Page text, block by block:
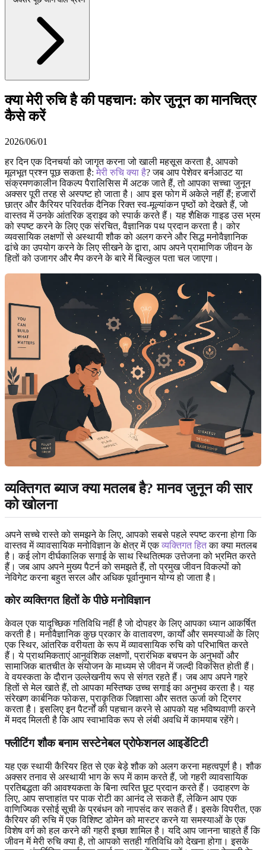
क्या मेरी रुचि है की पहचान: कोर जुनून का मानचित्र
कैसे करें
2026/06/01
हर दिन एक दिनचर्या को जागृत करना जो खाली महसूस करता है, आपको
मूलभूत प्रश्न पूछ सकता है: मेरी रुचि क्या है? जब आप पेशेवर बर्नआउट या
संक्रमणकालीन विकल्प पैरालिसिस में अटक जाते हैं, तो आपका सच्चा जुनून
अक्सर पूरी तरह से अस्पष्ट हो जाता है। आप इस फोग में अकेले नहीं हैं; हजारों
छात्र और कैरियर परिवर्तक दैनिक रिक्त स्व-मूल्यांकन पृष्ठों को देखते हैं, जो
वास्तव में उनके आंतरिक ड्राइव को स्पार्क करते हैं। यह शैक्षिक गाइड उस भ्रम
को स्पष्ट करने के लिए एक संरचित, वैज्ञानिक पथ प्रदान करता है। कोर
व्यवसायिक लक्षणों से अस्थायी शौक को अलग करने और सिद्ध मनोवैज्ञानिक
ढांचे का उपयोग करने के लिए सीखने के द्वारा, आप अपने प्रामाणिक जीवन के
हितों को उजागर और मैप करने के बारे में बिल्कुल पता चल जाएगा।
व्यक्तिगत ब्याज क्या मतलब है? मानव जुनून की सार
को खोलना
अपने सच्चे रास्ते को समझने के लिए, आपको सबसे पहले स्पष्ट करना होगा कि
वास्तव में व्यावसायिक मनोविज्ञान के क्षेत्र में एकव्यक्तिगत हितका क्या मतलब
है। कई लोग दीर्घकालिक सगाई के साथ स्थितित्मक उत्तेजना को भ्रमित करते
हैं। जब आप अपने मुख्य पैटर्न को समझते हैं, तो प्रमुख जीवन विकल्पों को
नेविगेट करना बहुत सरल और अधिक पूर्वानुमान योग्य हो जाता है।
कोर व्यक्तिगत हितों के पीछे मनोविज्ञान
केवल एक यादृच्छिक गतिविधि नहीं है जो दोपहर के लिए आपका ध्यान आकर्षित
करती है। मनोवैज्ञानिक कुछ प्रकार के वातावरण, कार्यों और समस्याओं के लिए
एक स्थिर, आंतरिक वरीयता के रूप में व्यावसायिक रुचि को परिभाषित करते
हैं। ये प्राथमिकताएं आनुवंशिक लक्षणों, प्रारंभिक बचपन के अनुभवों और
सामाजिक बातचीत के संयोजन के माध्यम से जीवन में जल्दी विकसित होती हैं।
वे वयस्कता के दौरान उल्लेखनीय रूप से संगत रहते हैं। जब आप अपने गहरे
हितों से मेल खाते हैं, तो आपका मस्तिष्क उच्च सगाई का अनुभव करता है। यह
संरेखण कार्बनिक फोकस, प्राकृतिक जिज्ञासा और सतत ऊर्जा को ट्रिगर
करता है। इसलिए इन पैटर्नों की पहचान करने से आपको यह भविष्यवाणी करने
में मदद मिलती है कि आप स्वाभाविक रूप से लंबी अवधि में कामयाब रहेंगे।
फ्लीटिंग शौक बनाम सस्टेनेबल प्रोफेशनल आइडेंटिटी
यह एक स्थायी कैरियर हित से एक बेड़े शौक को अलग करना महत्वपूर्ण है। शौक
अक्सर तनाव से अस्थायी भाग के रूप में काम करते हैं, जो गहरी व्यावसायिक
प्रतिबद्धता की आवश्यकता के बिना त्वरित छूट प्रदान करते हैं। उदाहरण के
लिए, आप सप्ताहांत पर पाक रोटी का आनंद ले सकते हैं, लेकिन आप एक
वाणिज्यिक रसोई सूची के प्रबंधन को नापसंद कर सकते हैं। इसके विपरीत, एक
कैरियर की रुचि में एक विशिष्ट डोमेन को मास्टर करने या समस्याओं के एक
विशेष वर्ग को हल करने की गहरी इच्छा शामिल है। यदि आप जानना चाहते हैं कि
जीवन में मेरी रुचि क्या है, तो आपको सतही गतिविधि को देखना होगा। इसके